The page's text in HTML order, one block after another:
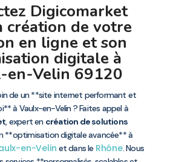
Digicomarket
création de votre
en ligne et son
digitale à
en-Velin 69120
de un **site internet performant et
à Vaulx-en-Velin ? Faites appel à
, expert en création de solutions
**optimisation digitale avancée** à
en-Velin et dans le Rhône. Nous